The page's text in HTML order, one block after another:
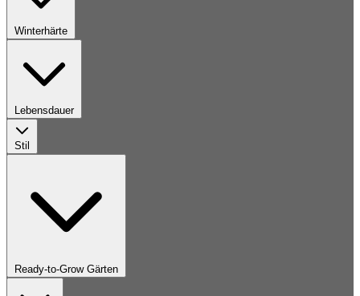
Winterhärte
Lebensdauer
Stil
Ready-to-Grow Gärten